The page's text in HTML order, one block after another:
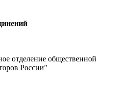
отделение общественной
России"